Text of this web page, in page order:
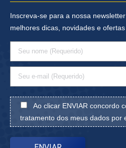
Inscreva-se para a nossa
melhores dicas, novidades e
Ao clicar ENVIAR concordo
tratamento dos meus dados por